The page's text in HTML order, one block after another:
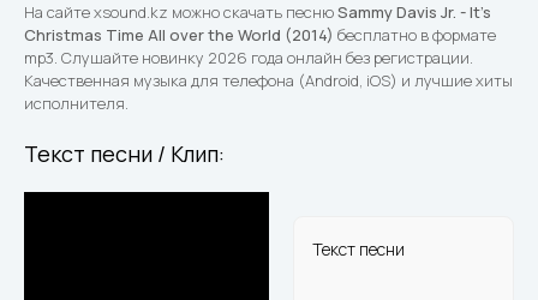
На сайте xsound.kz можно скачать песнюSammy Davis Jr. - It's
Christmas Time All over the World (2014) бесплатно в формате
mp3. Слушайте новинку 2026 года онлайн без регистрации.
Качественная музыка для телефона (Android, iOS) и лучшие хиты
исполнителя.
Текст песни / Клип:
Текст песни